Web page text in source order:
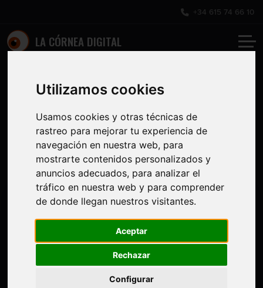
Utilizamos cookies
Usamos cookies y otras técnicas de
rastreo para mejorar tu experiencia de
navegación en nuestra web, para
mostrarte contenidos personalizados y
anuncios adecuados, para analizar el
tráfico en nuestra web y para comprender
de donde llegan nuestros visitantes.
Aceptar
Rechazar
Configurar
+34 615 74 66 10
LA CÓRNEA DIGITAL
Guionización y
dirección
Guionización y
dirección